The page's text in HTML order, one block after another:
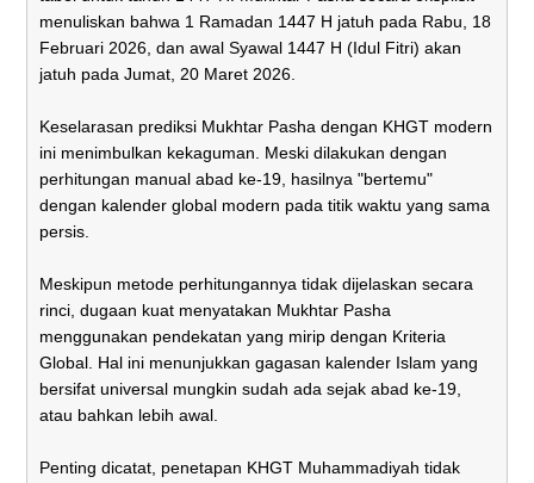
menuliskan bahwa 1 Ramadan 1447 H jatuh pada Rabu, 18
Februari 2026, dan awal Syawal 1447 H (Idul Fitri) akan
jatuh pada Jumat, 20 Maret 2026.
Keselarasan prediksi Mukhtar Pasha dengan KHGT modern
ini menimbulkan kekaguman. Meski dilakukan dengan
perhitungan manual abad ke-19, hasilnya "bertemu"
dengan kalender global modern pada titik waktu yang sama
persis.
Meskipun metode perhitungannya tidak dijelaskan secara
rinci, dugaan kuat menyatakan Mukhtar Pasha
menggunakan pendekatan yang mirip dengan Kriteria
Global. Hal ini menunjukkan gagasan kalender Islam yang
bersifat universal mungkin sudah ada sejak abad ke-19,
atau bahkan lebih awal.
Penting dicatat, penetapan KHGT Muhammadiyah tidak